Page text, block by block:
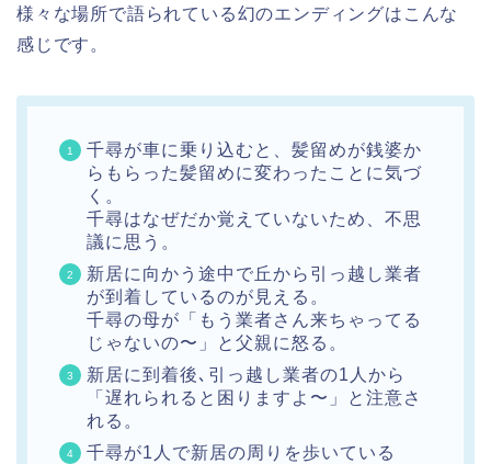
様々な場所で語られている幻のエンディングはこんな
感じです。
千尋が車に乗り込むと、髪留めが銭婆か
らもらった髪留めに変わったことに気づ
く。
千尋はなぜだか覚えていないため、不思
議に思う。
新居に向かう途中で丘から引っ越し業者
が到着しているのが見える。
千尋の母が「もう業者さん来ちゃってる
じゃないの〜」と父親に怒る。
新居に到着後､引っ越し業者の1人から
「遅れられると困りますよ〜」と注意さ
れる。
千尋が1人で新居の周りを歩いている